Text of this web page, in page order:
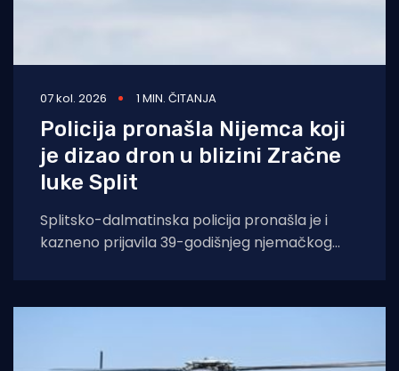
07 kol. 2026 1 MIN. ČITANJA
Policija pronašla Nijemca koji
je dizao dron u blizini Zračne
luke Split
Splitsko-dalmatinska policija pronašla je i
kazneno prijavila 39-godišnjeg njemačkog